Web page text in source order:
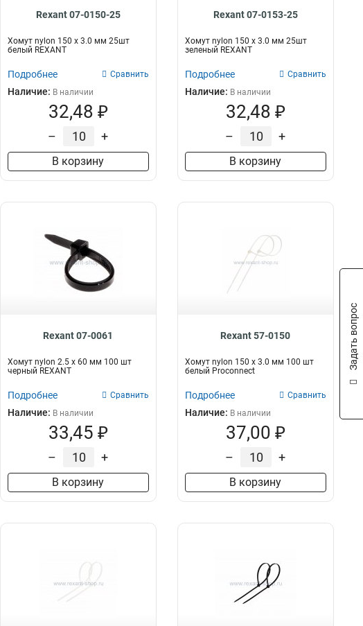
Rexant 07-0150-25
Хомут nylon 150 х 3.0 мм 25шт
белый REXANT
Подробнее Сравнить
Наличие: В наличии
32,48 ₽
– +
В корзину
Rexant 07-0153-25
Хомут nylon 150 х 3.0 мм 25шт
зеленый REXANT
Подробнее Сравнить
Наличие: В наличии
32,48 ₽
– +
В корзину
Rexant 07-0061
Хомут nylon 2.5 х 60 мм 100 шт
черный REXANT
Подробнее Сравнить
Наличие: В наличии
33,45 ₽
– +
В корзину
Rexant 57-0150
Хомут nylon 150 х 3.0 мм 100 шт
белый Proconnect
Подробнее Сравнить
Наличие: В наличии
37,00 ₽
– +
В корзину
Задать вопрос